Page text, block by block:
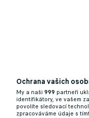
Ochrana vašich
My a naši 999 partneři
identifikátory, ve vašem
povolíte sledovací
zpracováváme údaje s